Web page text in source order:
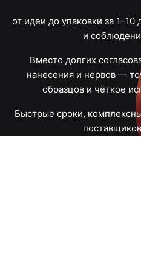
от идеи до упаковки за 1–10
и
Вместо долгих
нанесения и нервов —
образцов и чёткое
Быстрые сроки,